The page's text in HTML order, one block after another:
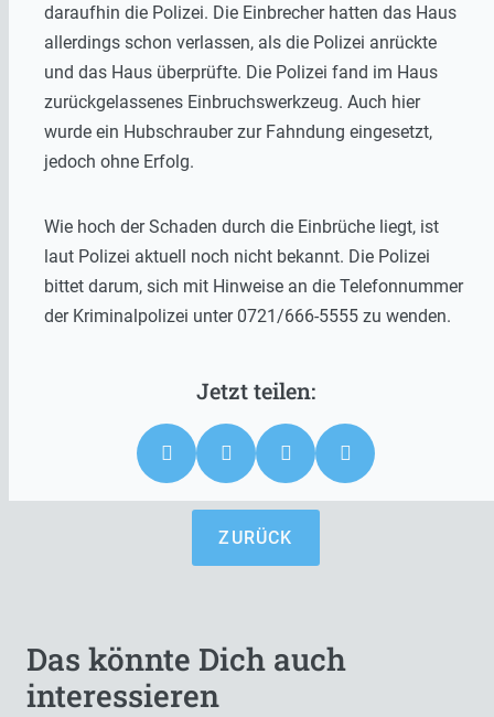
daraufhin die Polizei. Die Einbrecher hatten das Haus
allerdings schon verlassen, als die Polizei anrückte
und das Haus überprüfte. Die Polizei fand im Haus
zurückgelassenes Einbruchswerkzeug. Auch hier
wurde ein Hubschrauber zur Fahndung eingesetzt,
jedoch ohne Erfolg.
Wie hoch der Schaden durch die Einbrüche liegt, ist
laut Polizei aktuell noch nicht bekannt. Die Polizei
bittet darum, sich mit Hinweise an die Telefonnummer
der Kriminalpolizei unter 0721/666-5555 zu wenden.
ZURÜCK
Das könnte Dich auch
interessieren